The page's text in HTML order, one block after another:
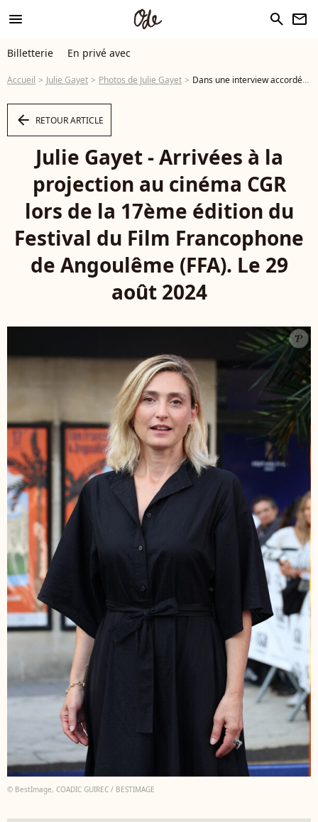
menu search newsletter
Billetterie En privé avec
Accueil Julie Gayet Photos de Julie Gayet Dans une interview accordée au magazine "Paris Capitale", elle affirmait même être "une catastrophe ambulante" Julie Gayet - Arrivées à la projection au cinéma CGR lors de la 17ème édition du Festival du Film Francophone de Angoulême (FFA). Le 29 août 2024 © Coadic Guirec / Bestimage - Photo
arrow_left RETOUR ARTICLE
Julie Gayet - Arrivées à la
projection au cinéma CGR
lors de la 17ème édition du
Festival du Film Francophone
de Angoulême (FFA). Le 29
août 2024
© BestImage, COADIC GUIREC / BESTIMAGE